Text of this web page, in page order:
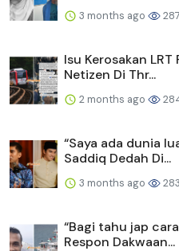
3 months ago 287
Isu Kerosakan
Netizen Di Thr...
2 months ago
“Saya ada dunia
Saddiq Dedah Di...
3 months ago 283
“Bagi tahu jap
Respon Dakwaan...